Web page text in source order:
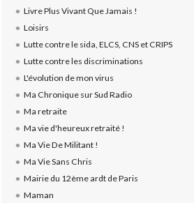
Livre Plus Vivant Que Jamais !
Loisirs
Lutte contre le sida, ELCS, CNS et CRIPS
Lutte contre les discriminations
L'évolution de mon virus
Ma Chronique sur Sud Radio
Ma retraite
Ma vie d'heureux retraité !
Ma Vie De Militant !
Ma Vie Sans Chris
Mairie du 12ème ardt de Paris
Maman